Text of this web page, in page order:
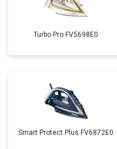
Turbo Pro FV5698E0
Smart Protect Plus FV6872E0